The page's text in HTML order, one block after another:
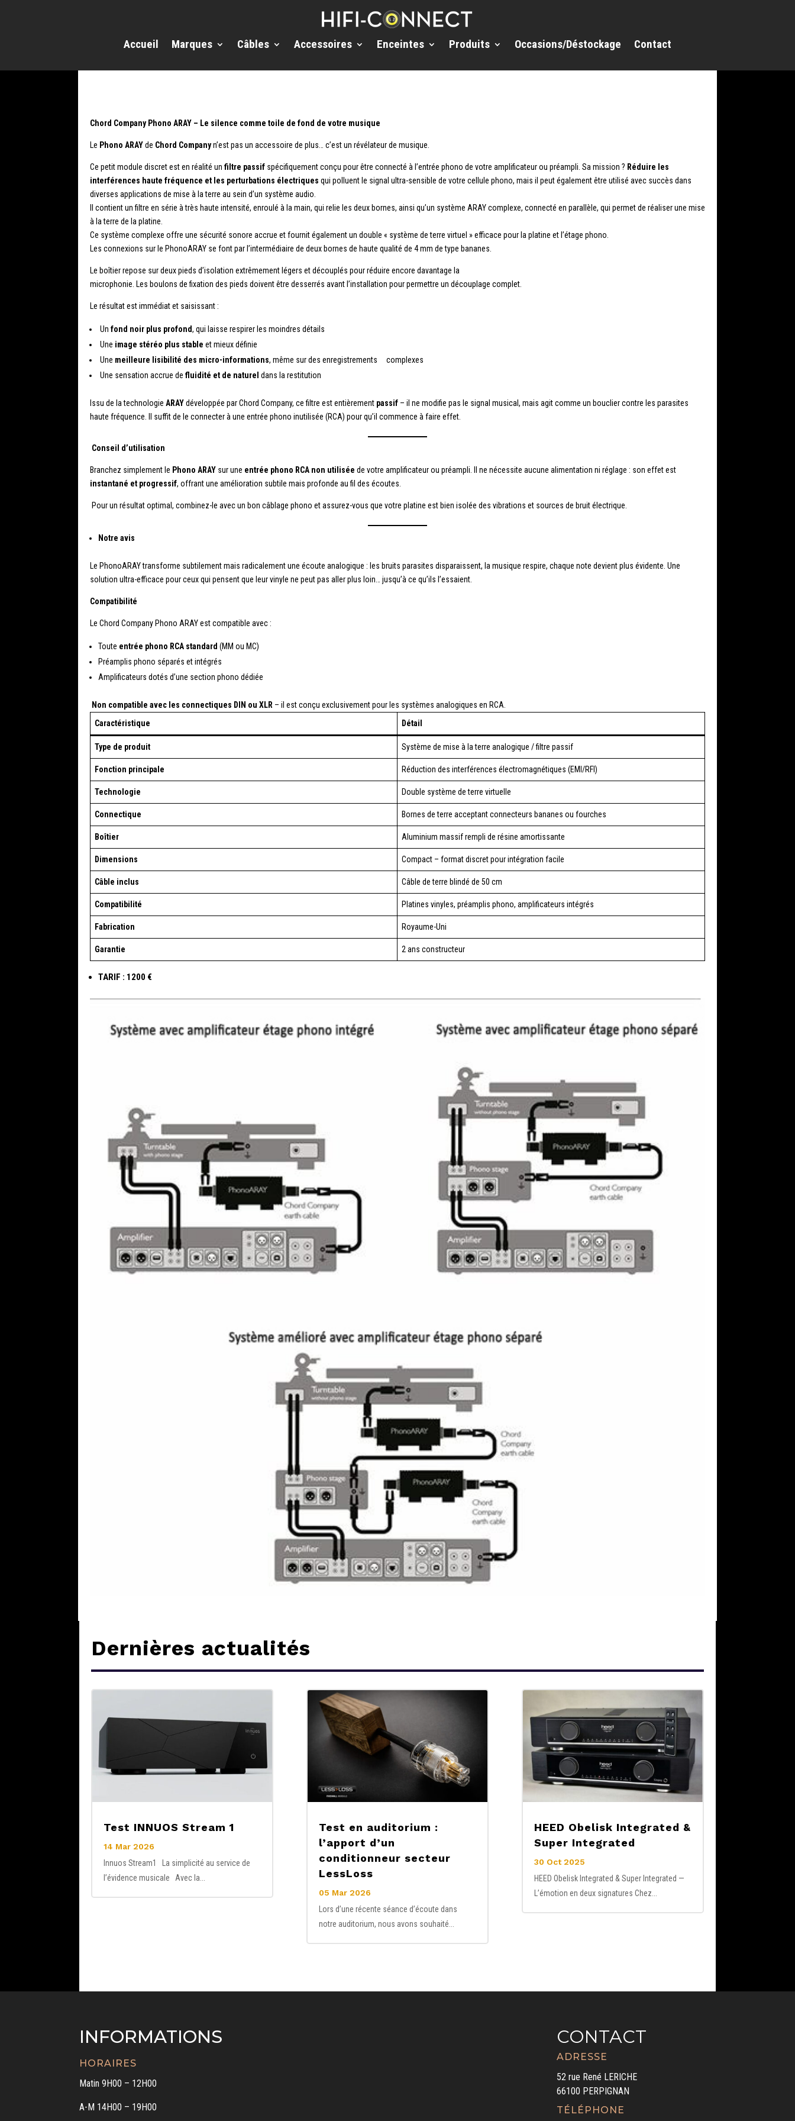
Accueil Marques Câbles Accessoires Enceintes Produits Occasions/Déstockage Contact
Chord Company Phono ARAY – Le silence comme toile de fond de votre musique
Le Phono ARAYde Chord Companyn’est pas un accessoire de plus… c’est un révélateur de musique.
Ce petit module discret est en réalité un filtre passif spécifiquement conçu pour être connecté à l’entrée phono de votre amplificateur ou préampli. Sa mission ? Réduire les
interférences haute fréquence et les perturbations électriques qui polluent le signal ultra-sensible de votre cellule phono, mais il peut également être utilisé avec succès dans
diverses applications de mise à la terre au sein d’un système audio.
Il contient un filtre en série à très haute intensité, enroulé à la main, qui relie les deux bornes, ainsi qu’un système ARAY complexe, connecté en parallèle, qui permet de réaliser une mise
à la terre de la platine.
Ce système complexe offre une sécurité sonore accrue et fournit également un double « système de terre virtuel » efficace pour la platine et l’étage phono.
Les connexions sur le PhonoARAY se font par l’intermédiaire de deux bornes de haute qualité de 4 mm de type bananes.
Le boîtier repose sur deux pieds d’isolation extrêmement légers et découplés pour réduire encore davantage la
microphonie. Les boulons de fixation des pieds doivent être desserrés avant l’installation pour permettre un découplage complet.
Le résultat est immédiat et saisissant :
Un fond noir plus profond, qui laisse respirer les moindres détails
Une image stéréo plus stable et mieux définie
Une meilleure lisibilité des micro-informations, même sur des enregistrements complexes
Une sensation accrue de fluidité et de naturel dans la restitution
Issu de la technologie ARAYdéveloppée par Chord Company, ce filtre est entièrement passif – il ne modifie pas le signal musical, mais agit comme un bouclier contre les parasites
haute fréquence. Il suffit de le connecter à une entrée phono inutilisée (RCA) pour qu’il commence à faire effet.
Conseil d’utilisation
Branchez simplement le Phono ARAY sur une entrée phono RCA non utilisée de votre amplificateur ou préampli. Il ne nécessite aucune alimentation ni réglage : son effet est
instantané et progressif, offrant une amélioration subtile mais profonde au fil des écoutes.
Pour un résultat optimal, combinez-le avec un bon câblage phono et assurez-vous que votre platine est bien isolée des vibrations et sources de bruit électrique.
Notre avis
Le PhonoARAY transforme subtilement mais radicalement une écoute analogique : les bruits parasites disparaissent, la musique respire, chaque note devient plus évidente. Une
solution ultra-efficace pour ceux qui pensent que leur vinyle ne peut pas aller plus loin… jusqu’à ce qu’ils l’essaient.
Compatibilité
Le Chord Company Phono ARAY est compatible avec :
Toute entrée phono RCA standard (MM ou MC)
Préamplis phono séparés et intégrés
Amplificateurs dotés d’une section phono dédiée
Non compatible avec les connectiques DIN ou XLR – il est conçu exclusivement pour les systèmes analogiques en RCA.
Caractéristique
Détail
Type de produit Système de mise à la terre analogique / filtre passif
Fonction principale Réduction des interférences électromagnétiques (EMI/RFI)
Technologie Double système de terre virtuelle
Connectique Bornes de terre acceptant connecteurs bananes ou fourches
Boîtier Aluminium massif rempli de résine amortissante
Dimensions Compact – format discret pour intégration facile
Câble inclus Câble de terre blindé de 50 cm
Compatibilité Platines vinyles, préamplis phono, amplificateurs intégrés
Fabrication Royaume-Uni
Garantie 2 ans constructeur
TARIF : 1200 €
Dernières actualités
Test INNUOS Stream 1
14 Mar 2026
Innuos Stream1 La simplicité au service de
l’évidence musicale Avec la...
Test en auditorium :
l’apport d’un
conditionneur secteur
LessLoss
05 Mar 2026
Lors d’une récente séance d’écoute dans
notre auditorium, nous avons souhaité...
HEED Obelisk Integrated &
Super Integrated
30 Oct 2025
HEED Obelisk Integrated & Super Integrated —
L’émotion en deux signatures Chez...
INFORMATIONS
HORAIRES
Matin 9H00 – 12H00
A-M 14H00 – 19H00
CONTACT
ADRESSE
52 rue René LERICHE
66100 PERPIGNAN
TÉLÉPHONE